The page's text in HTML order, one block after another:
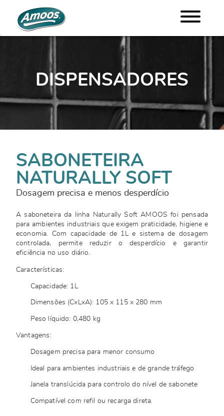
DISPENSADORES
SABONETEIRA
NATURALLY SOFT
Dosagem precisa e menos desperdício
A saboneteira da linha Naturally Soft AMOOS foi pensada
para ambientes industriais que exigem praticidade, higiene e
economia. Com capacidade de 1L e sistema de dosagem
controlada, permite reduzir o desperdício e garantir
eficiência no uso diário.
Características:
Capacidade: 1L
Dimensões (CxLxA): 105 x 115 x 280 mm
Peso líquido: 0,480 kg
Vantagens:
Dosagem precisa para menor consumo
Ideal para ambientes industriais e de grande tráfego
Janela translúcida para controlo do nível de sabonete
Compatível com refil ou recarga direta.